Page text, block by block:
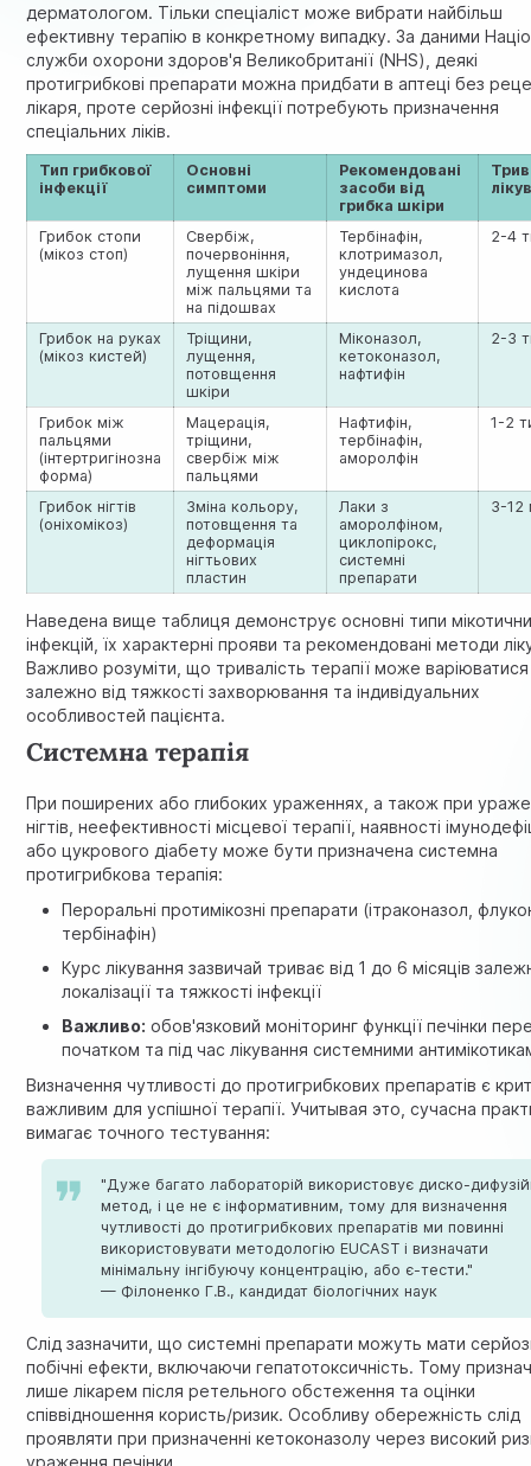
дерматологом. Тільки спеціаліст може вибрати найбільш
ефективну терапію в конкретному випадку. За даними
служби охорони здоров'я Великобританії (NHS)
, деякі
протигрибкові препарати можна придбати в аптеці без
лікаря, проте серйозні інфекції потребують призначення
спеціальних ліків.
Тип грибкової
інфекції
Основні
симптоми
Рекомендовані
засоби від
грибка шкіри
Грибок стопи
(мікоз стоп)
Свербіж,
почервоніння,
лущення шкіри
між пальцями та
на підошвах
Тербінафін,
клотримазол,
ундецинова
кислота
2-4
Грибок на руках
(мікоз кистей)
Тріщини,
лущення,
потовщення
шкіри
Міконазол,
кетоконазол,
нафтифін
2-3
Грибок між
пальцями
(інтертригінозна
форма)
Мацерація,
тріщини,
свербіж між
пальцями
Нафтифін,
тербінафін,
аморолфін
1-2
Грибок нігтів
(оніхомікоз)
Зміна кольору,
потовщення та
деформація
нігтьових
пластин
Лаки з
аморолфіном,
циклопірокс,
системні
препарати
3-12
Наведена вище таблиця демонструє основні типи
інфекцій, їх характерні прояви та рекомендовані методи
Важливо розуміти, що тривалість терапії може варіюватися
залежно від тяжкості захворювання та індивідуальних
особливостей пацієнта.
Системна терапія
При поширених або глибоких ураженнях, а також при
нігтів, неефективності місцевої терапії, наявності
або цукрового діабету може бути призначена системна
протигрибкова терапія:
Пероральні протимікозні препарати (ітраконазол,
тербінафін)
Курс лікування зазвичай триває від 1 до 6 місяців
локалізації та тяжкості інфекції
Важливо: обов'язковий моніторинг функції печінки
початком та під час лікування системними
Визначення чутливості до протигрибкових препаратів є
важливим для успішної терапії. Учитывая это, сучасна
вимагає точного тестування:
"Дуже багато лабораторій використовує диско-
метод, і це не є інформативним, тому для визначення
чутливості до протигрибкових препаратів ми повинні
використовувати методологію EUCAST і визначати
мінімальну інгібуючу концентрацію, або є-тести."
— Філоненко Г.В., кандидат біологічних наук
Слід зазначити, що системні препарати можуть мати
побічні ефекти, включаючи гепатотоксичність. Тому
лише лікарем після ретельного обстеження та оцінки
співвідношення користь/ризик. Особливу обережність слід
проявляти при призначенні кетоконазолу через високий